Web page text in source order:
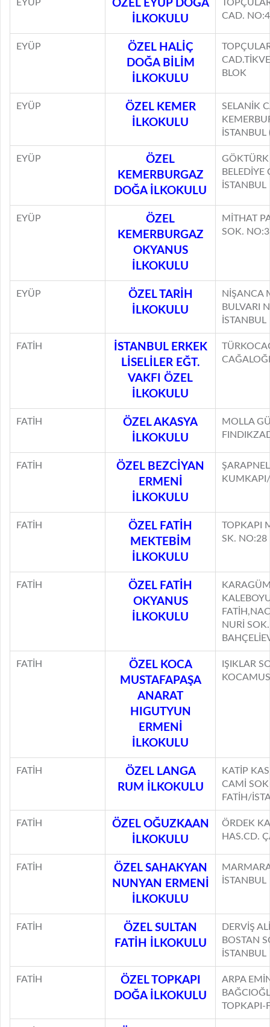
EYÜP
ÖZEL EYÜP DOĞA
İLKOKULU
CAD.
EYÜP
ÖZEL HALİÇ
DOĞA BİLİM
İLKOKULU
BLOK
EYÜP
ÖZEL KEMER
İLKOKULU
SELANİK
İSTANBUL
EYÜP
ÖZEL
KEMERBURGAZ
DOĞA İLKOKULU
İSTANBUL
EYÜP
ÖZEL
KEMERBURGAZ
OKYANUS
İLKOKULU
MİTHAT
SOK.
EYÜP
ÖZEL TARİH
İLKOKULU
NİŞANCA
BULVARI
İSTANBUL
FATİH
İSTANBUL ERKEK
LİSELİLER EĞT.
VAKFI ÖZEL
İLKOKULU
FATİH
ÖZEL AKASYA
İLKOKULU
MOLLA
FATİH
ÖZEL BEZCİYAN
ERMENİ
İLKOKULU
FATİH
ÖZEL FATİH
MEKTEBİM
İLKOKULU
TOPKAPI
SK. NO:28
FATİH
ÖZEL FATİH
OKYANUS
İLKOKULU
NURİ
FATİH
ÖZEL KOCA
MUSTAFAPAŞA
ANARAT
HIGUTYUN
ERMENİ
İLKOKULU
IŞIKLAR
FATİH
ÖZEL LANGA
RUM İLKOKULU
KATİP
CAMİ
FATİH/
FATİH
ÖZEL OĞUZKAAN
İLKOKULU
ÖRDEK
HAS.CD.
FATİH
ÖZEL SAHAKYAN
NUNYAN ERMENİ
İLKOKULU
İSTANBUL
FATİH
ÖZEL SULTAN
FATİH İLKOKULU
DERVİŞ
BOSTAN
İSTANBUL
FATİH
ÖZEL TOPKAPI
DOĞA İLKOKULU
ARPA
TOPKAPI-